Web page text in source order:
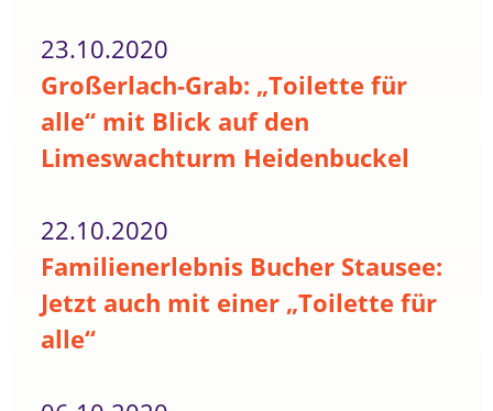
23.10.2020
Großerlach-Grab: „Toilette für
alle“ mit Blick auf den
Limeswachturm Heidenbuckel
22.10.2020
Familienerlebnis Bucher Stausee:
Jetzt auch mit einer „Toilette für
alle“